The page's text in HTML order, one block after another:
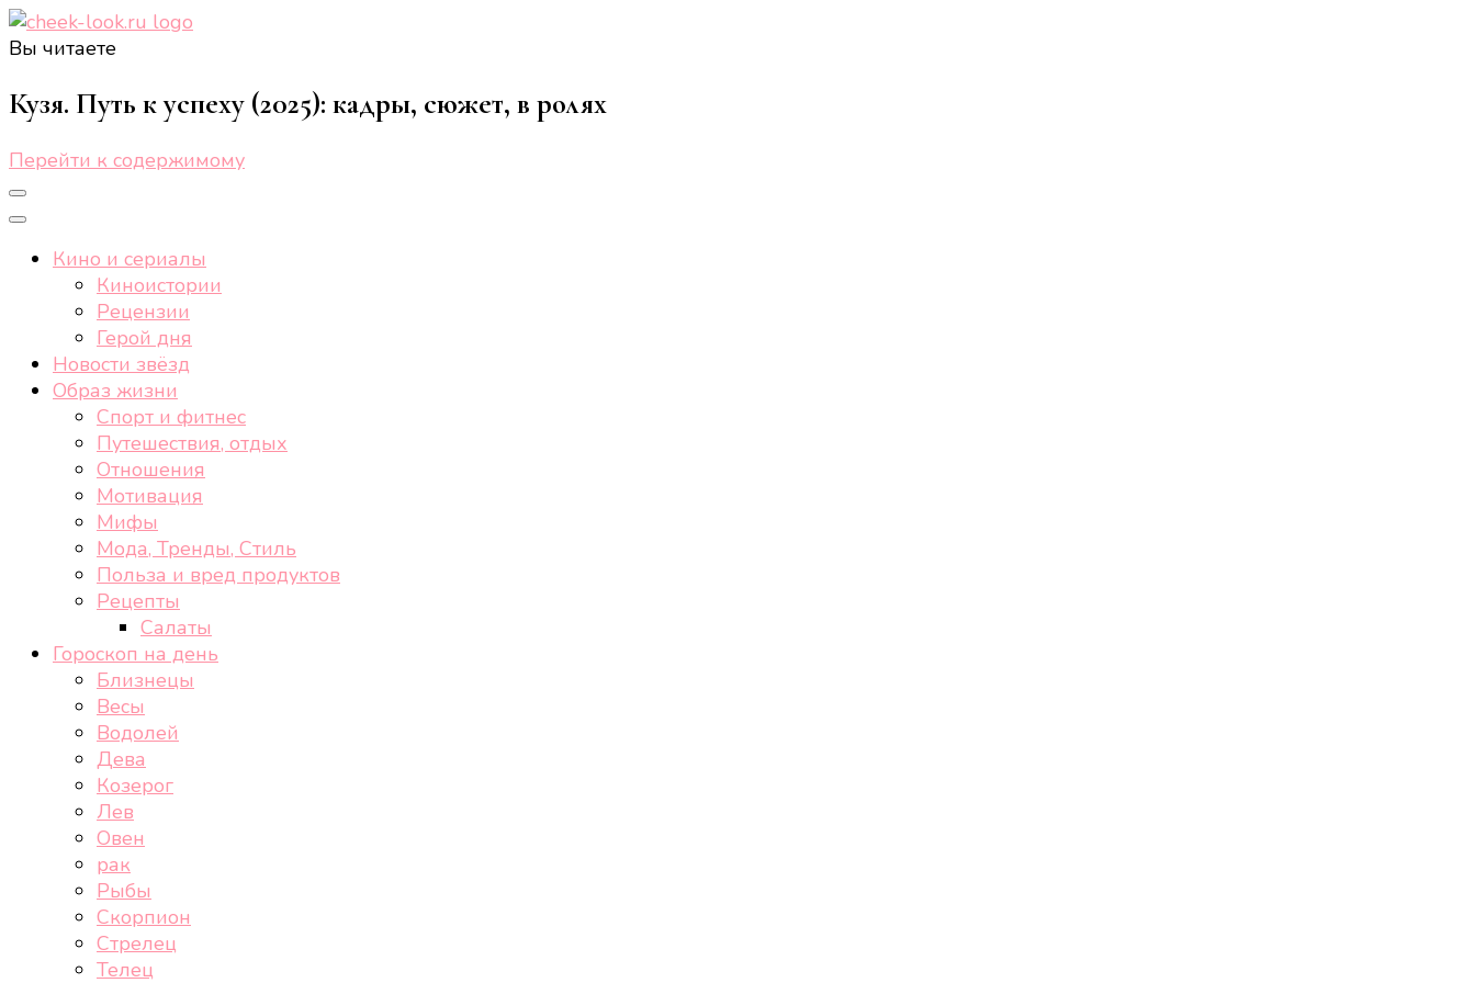
Вы читаете
Кузя. Путь к успеху (2025): кадры, сюжет, в ролях
Перейти к содержимому
Кино и сериалы
Киноистории
Рецензии
Герой дня
Новости звёзд
Образ жизни
Спорт и фитнес
Путешествия, отдых
Отношения
Мотивация
Мифы
Мода, Тренды, Стиль
Польза и вред продуктов
Рецепты
Салаты
Гороскоп на день
Близнецы
Весы
Водолей
Дева
Козерог
Лев
Овен
рак
Рыбы
Скорпион
Стрелец
Телец